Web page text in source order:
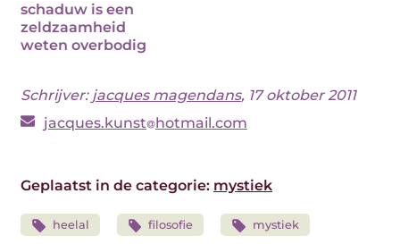
schaduw is een
zeldzaamheid
weten overbodig
Schrijver: jacques magendans, 17 oktober 2011
jacques.kunst hotmail.com
Geplaatst in de categorie: mystiek
heelal filosofie mystiek